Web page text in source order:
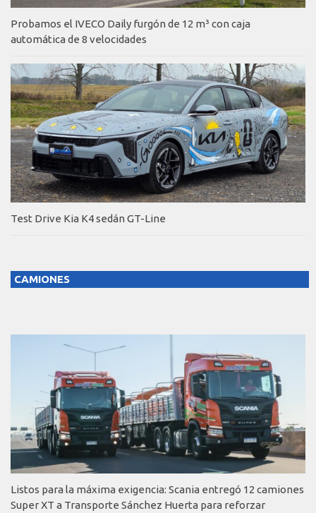
Probamos el IVECO Daily furgón de 12 m³ con caja
automática de 8 velocidades
Test Drive Kia K4 sedán GT-Line
CAMIONES
Listos para la máxima exigencia: Scania entregó 12 camiones
Super XT a Transporte Sánchez Huerta para reforzar